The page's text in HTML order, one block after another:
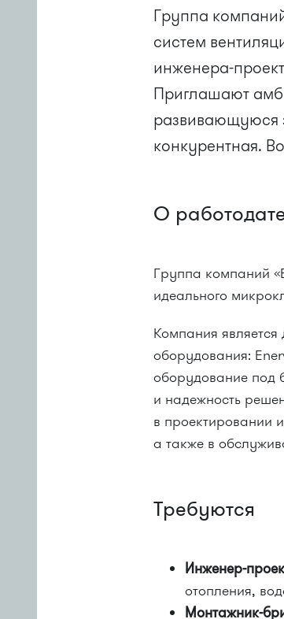
Группа
систем
инженера-
Приглашают
развивающуюся
конкурентная.
О
Группа компаний
идеального
Компания
оборудования:
оборудование под
и надежность
в проектировании
а также в
Требуются
Инженер-
отопления,
Монтажник-